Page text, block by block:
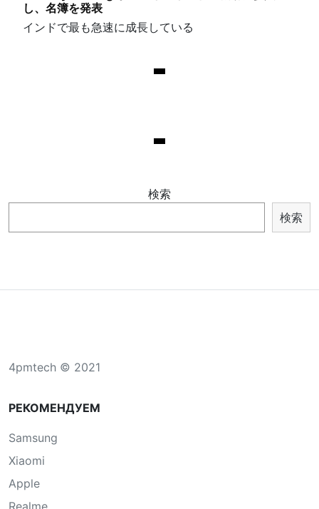
し、名簿を発表
インドで最も急速に成長している
検索
検索
4pmtech © 2021
РЕКОМЕНДУЕМ
Samsung
Xiaomi
Apple
Realme